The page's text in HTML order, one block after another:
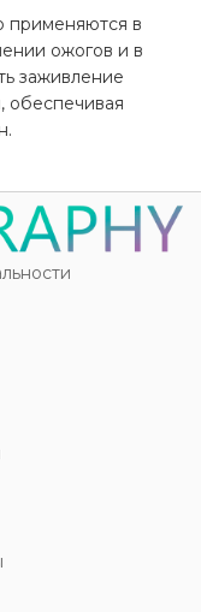
применяются в
ожогов и в
заживление
обеспечивая